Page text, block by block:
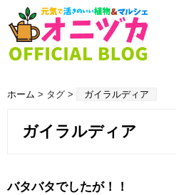
ホーム > タグ > ガイラルディア
ガイラルディア
バタバタでしたが！！